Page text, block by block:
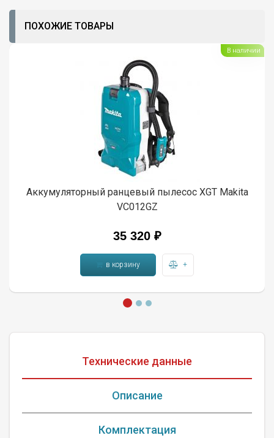
ПОХОЖИЕ ТОВАРЫ
Аккумуляторный ранцевый пылесос XGT Makita
VC012GZ
35 320 ₽
в корзину +
В наличии
Технические данные
Описание
Комплектация